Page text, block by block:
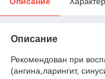
Описание
Рекомендован при
(ангина,ларингит,